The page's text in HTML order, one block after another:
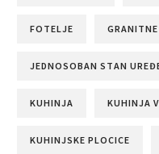
FOTELJE
JEDNOSOBAN STAN
KUHINJA KUHINJA
KUHINJSKE PLOCICE